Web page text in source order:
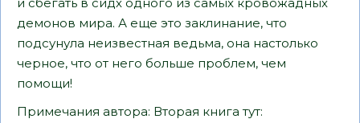
демонов мира. А еще это заклинание, что
подсунула неизвестная ведьма, она настолько
черное, что от него больше проблем, чем
помощи!
Примечания автора: Вторая книга тут: